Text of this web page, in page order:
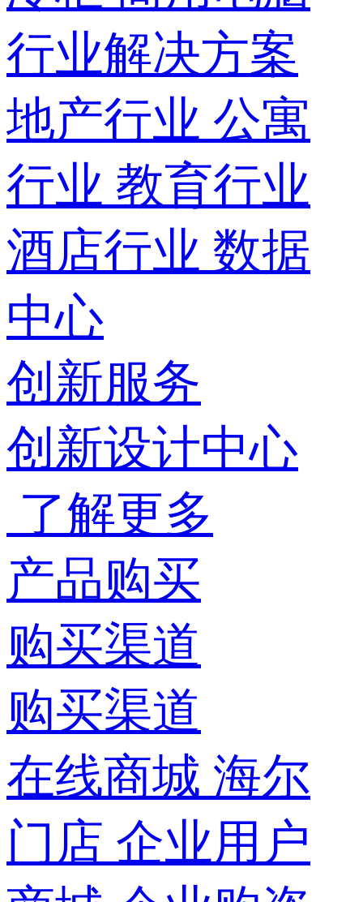
行业解决方案
地产行业 公寓
行业 教育行业
酒店行业 数据
中心
创新服务
创新设计中心
了解更多
产品购买
购买渠道
购买渠道
在线商城 海尔
门店 企业用户